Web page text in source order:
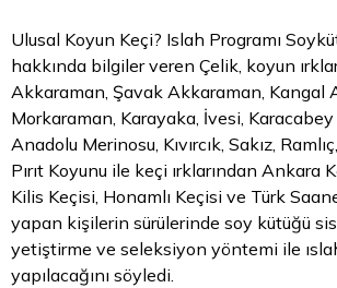
Ulusal Koyun Keçi? Islah Programı
hakkında bilgiler veren Çelik, koyun
Akkaraman, Şavak Akkaraman, Kangal
Morkaraman, Karayaka, İvesi,
Anadolu Merinosu, Kıvırcık, Sakız,
Pırıt Koyunu ile keçi ırklarından Ankara
Kilis Keçisi, Honamlı Keçisi ve Türk
yapan kişilerin sürülerinde soy kütüğü
yetiştirme ve seleksiyon yöntemi ile ıslah
yapılacağını söyledi.